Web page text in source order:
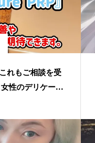
れもご相談を受
性のデリケート
たら…PRPで治
生して治せる。